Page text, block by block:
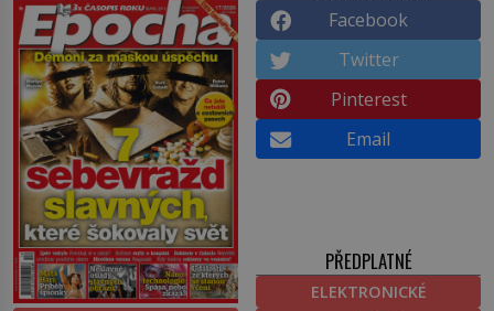
Facebook
Twitter
Pinterest
Email
PŘEDPLATNÉ
ELEKTRONICKÉ